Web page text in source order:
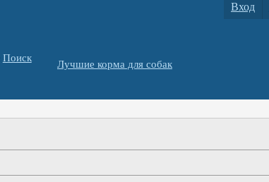
Поиск
Лучшие корма для собак
Вход